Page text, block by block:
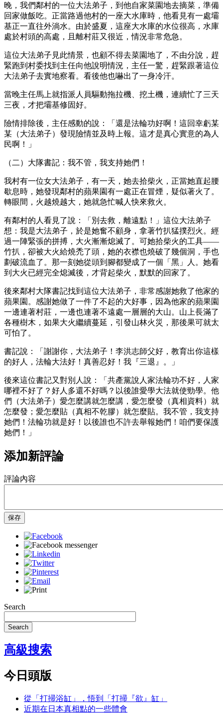
晚，我們鄰村的一位大法弟子，到他自家菜園地去摘菜，準備
回家做飯吃。正當路過他村的一座大水庫時，他看見有一處壩
基正一直往外淌水。由於盛夏，這座大水庫的水位很高，水庫
處於村頭的高處，且離村莊又很近，情況非常危急。
這位大法弟子見此情景，也顧不得去菜園地了，不由分說，趕
緊跑到村委找到主任向他說明情況，主任一驚，趕緊跟著這位
大法弟子去實地察看。看後他也嚇出了一身冷汗。
當晚主任馬上就指派人員驅動拖拉機、挖土機，連續忙了三天
三夜，才把壩基修固好。
險情排除後，主任感動的說：「還是法輪功好啊！這回幸虧某
某（大法弟子）發現險情並及時上報。這才是真心實意的為人
民啊！」
（二）大隊書記：我不管，我支持她們！
我村有一位女大法弟子，有一天，她去拾柴火，正當她直起腰
歇息時，她發現鄰村的蘋果園有一處正在冒煙，疑似著火了。
轉眼間，火越燒越大，她就急忙喊人快來救火。
有鄰村的人看見了說：「別去救，離遠點！」這位大法弟子
想：我是大法弟子，於是她奮不顧身，拿著竹扒猛撲烈火。經
過一陣緊張的拼搏，大火漸漸熄滅了。可她拾柴火的工具——
竹扒，卻被大火給燒禿了頭，她的衣襟也燒破了幾個洞，手也
劃破流血了。那一刻她從頭到腳都變成了一個「黑」人。她看
到大火已經完全熄滅後，才背起柴火，默默的回家了。
後來鄰村大隊書記找到這位大法弟子，非常感謝她救了他家的
蘋果園。感謝她做了一件了不起的大好事，因為他家的蘋果園
一邊連著村莊，一邊也連著不遠處一層層的大山。山上長滿了
各種樹木，如果大火繼續蔓延，引發山林火災，那後果可就太
可怕了。
書記說：「謝謝你，大法弟子！李洪志師父好，教育出你這樣
的好人，法輪大法好！真善忍好！我『三退』。」
後來這位書記又對別人說：「共產黨說人家法輪功不好，人家
哪裡不好了？好人多還不好嗎？以後誰愛學大法就使勁學。他
們（大法弟子）愛怎麼講就怎麼講，愛怎麼發（真相資料）就
怎麼發；愛怎麼貼（真相不乾膠）就怎麼貼。我不管，我支持
她們！法輪功就是好！以後誰也不許去舉報她們！咱們要保護
她們！」
添加新評論
評論內容
保存
Search
Search
高級搜索
今日頭版
從「打掃浴缸」，悟到「打掃『欲』缸」
近期在日本真相點的一些體會